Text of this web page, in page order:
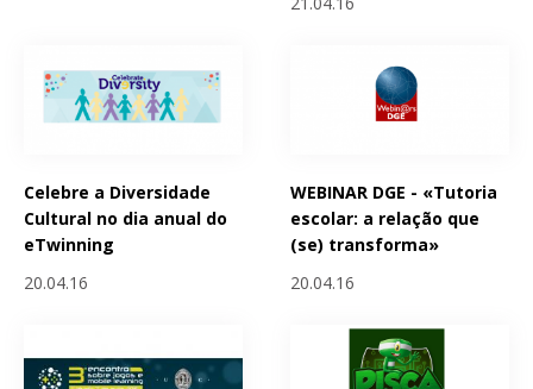
Celebre a Diversidade
Cultural no dia anual do
eTwinning
20.04.16
WEBINAR DGE - «Tutoria
escolar: a relação que
(se) transforma»
20.04.16